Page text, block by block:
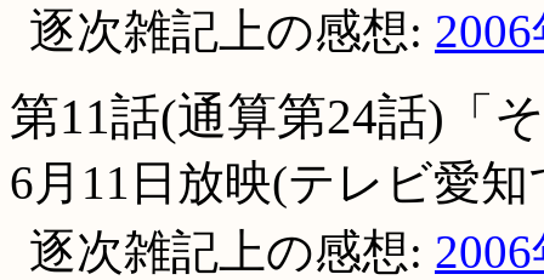
逐次雑記上の感想:
第11話(通算第24話)「
6月11日放映(テレビ愛
逐次雑記上の感想: